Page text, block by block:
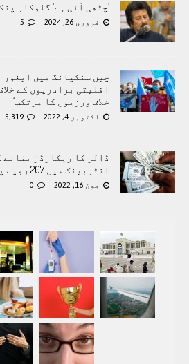
’چٹھی آئی ہے‘ گلوکار
فروری 26, 2024 5
چین سنکیانگ میں
اقلیتی برادريوں کے
خلاف ورزیوں کا مرتکب‘
اکتوبر 4, 2022 5,319
ڈالر کا ریکارڈز بنانے
انٹربینک میں 207 روپے پر پہنچ گیا
جون 16, 2022 0